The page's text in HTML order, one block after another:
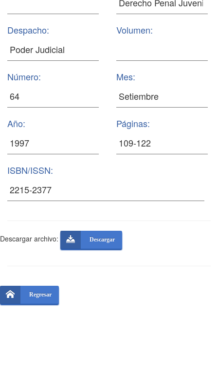
Despacho: Volumen:
Número: Mes:
Año: Páginas:
ISBN/ISSN:
Descargar archivo: Descargar
Regresar